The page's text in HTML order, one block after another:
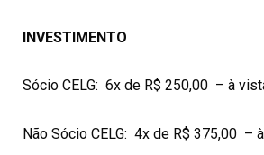
INVESTIMENTO
Sócio CELG: 6x de R$ 250,00 – à
Não Sócio CELG: 4x de R$ 375,00 –